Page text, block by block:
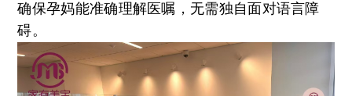
确保孕妈能准确理解医嘱，无需独自面对语言障
碍。